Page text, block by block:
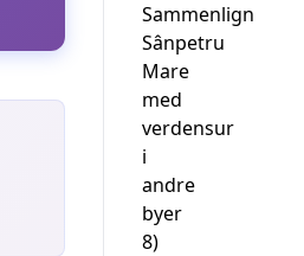
Sammenlign
Sânpetru
Mare
med
verdensur
i
andre
byer
8)